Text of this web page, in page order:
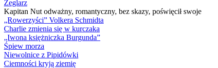
Żeglarz
Kapitan Nut odważny, romantyczny, bez skazy, poświęcił swoje
„Rowerzyści” Volkera Schmidta
Charlie zmienia się w kurczaka
„Iwona księżniczka Burgunda”
Śpiew morza
Niewolnice z Pipidówki
Ciemności kryją ziemię